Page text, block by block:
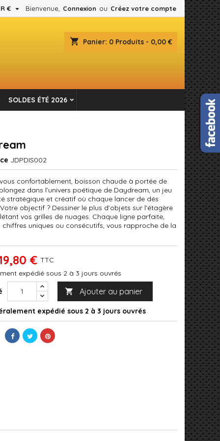
Bienvenue, Connexion ou Créez votre compte
€ 
shopping_cart Panier: 0 Produits - 0,00 €
SOLDES ÉTÉ 2026
JDPDIS002
confortablement, boisson chaude à portée de
dans l’univers poétique de Daydream, un jeu
stratégique et créatif où chaque lancer de dés
objectif ? Dessiner le plus d’objets sur l’étagère
vos grilles de nuages. Chaque ligne parfaite,
chiffres uniques ou consécutifs, vous rapproche de la
€ TTC
expédié sous 2 à 3 jours ouvrés
 Ajouter au panier
expédié sous 2 à 3 jours ouvrés